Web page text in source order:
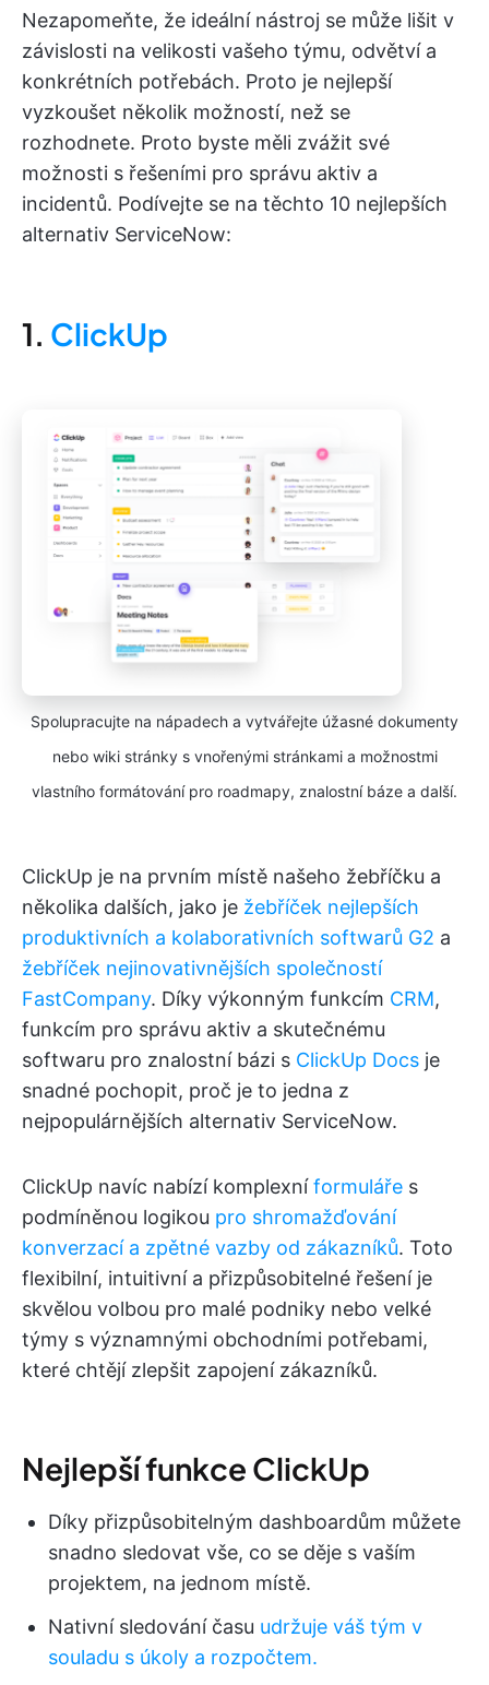
Nezapomeňte, že ideální nástroj se může lišit v
závislosti na velikosti vašeho týmu, odvětví a
konkrétních potřebách. Proto je nejlepší
vyzkoušet několik možností, než se
rozhodnete. Proto byste měli zvážit své
možnosti s řešeními pro správu aktiv a
incidentů. Podívejte se na těchto 10 nejlepších
alternativ ServiceNow:
1. ClickUp
Spolupracujte na nápadech a vytvářejte úžasné dokumenty
nebo wiki stránky s vnořenými stránkami a možnostmi
vlastního formátování pro roadmapy, znalostní báze a další.
ClickUp je na prvním místě našeho žebříčku a
několika dalších, jako je žebříček nejlepších
produktivních a kolaborativních softwarů G2 a
žebříček nejinovativnějších společností
FastCompany. Díky výkonným funkcím CRM,
funkcím pro správu aktiv a skutečnému
softwaru pro znalostní bázi s ClickUp Docs je
snadné pochopit, proč je to jedna z
nejpopulárnějších alternativ ServiceNow.
ClickUp navíc nabízí komplexníformuláře s
podmíněnou logikou pro shromažďování
konverzací a zpětné vazby od zákazníků. Toto
flexibilní, intuitivní a přizpůsobitelné řešení je
skvělou volbou pro malé podniky nebo velké
týmy s významnými obchodními potřebami,
které chtějí zlepšit zapojení zákazníků.
Nejlepší funkce ClickUp
Díky přizpůsobitelným dashboardům můžete
snadno sledovat vše, co se děje s vaším
projektem, na jednom místě.
Nativní sledování času udržuje váš tým v
souladu s úkoly a rozpočtem.